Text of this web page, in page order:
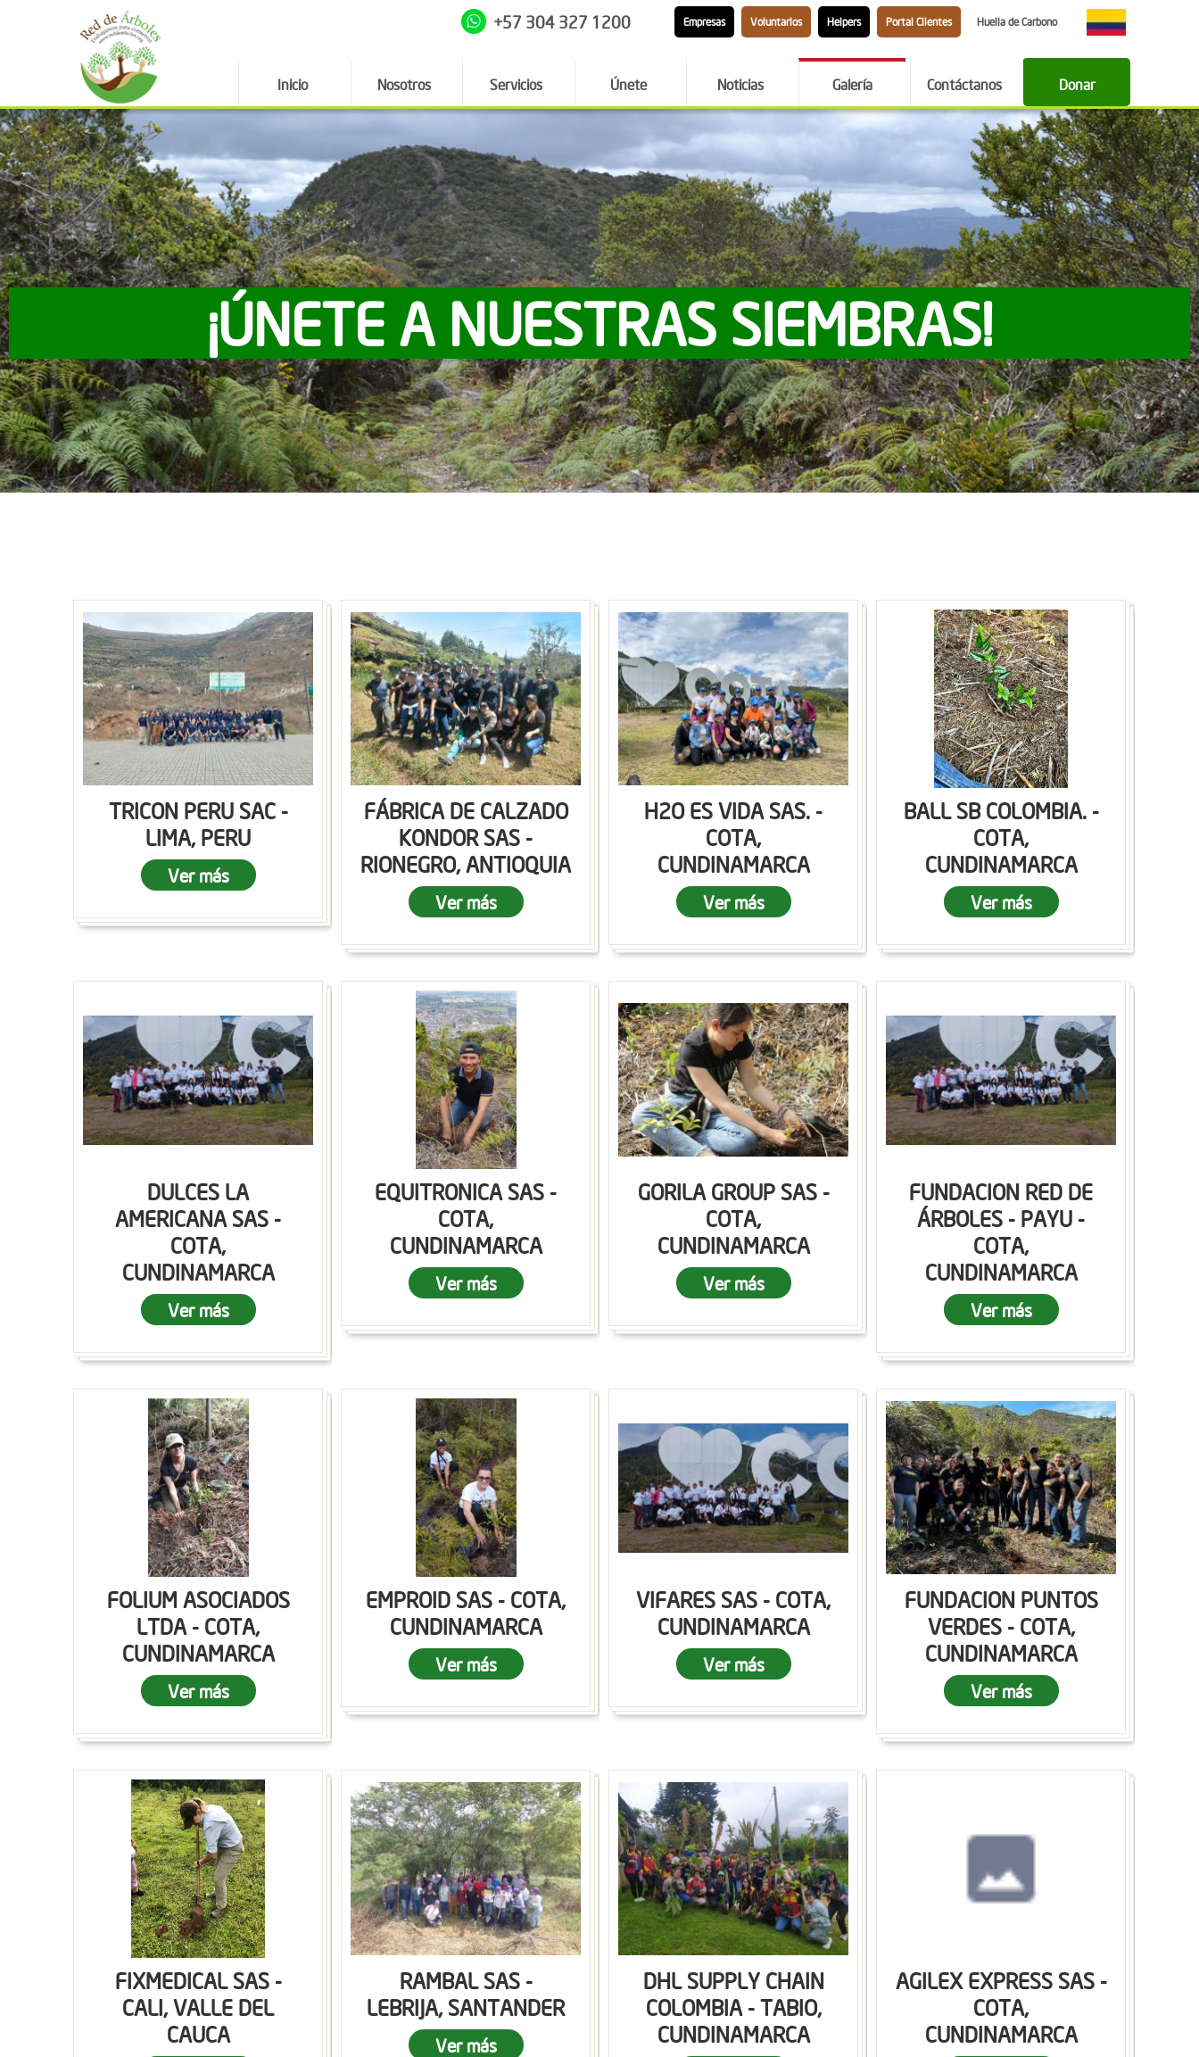
+57 304 327 1200 Empresas Voluntarios Helpers Portal Clientes Huella de Carbono
Inicio Nosotros Servicios Únete Noticias Galería Contáctanos Donar
¡ÚNETE A NUESTRAS SIEMBRAS!
TRICON PERU SAC -
LIMA, PERU
Ver más
FÁBRICA DE CALZADO
KONDOR SAS -
RIONEGRO, ANTIOQUIA
Ver más
H2O ES VIDA SAS. -
COTA,
CUNDINAMARCA
Ver más
BALL SB COLOMBIA. -
COTA,
CUNDINAMARCA
Ver más
DULCES LA
AMERICANA SAS -
COTA,
CUNDINAMARCA
Ver más
EQUITRONICA SAS -
COTA,
CUNDINAMARCA
Ver más
GORILA GROUP SAS -
COTA,
CUNDINAMARCA
Ver más
FUNDACION RED DE
ÁRBOLES - PAYU -
COTA,
CUNDINAMARCA
Ver más
FOLIUM ASOCIADOS
LTDA - COTA,
CUNDINAMARCA
Ver más
EMPROID SAS - COTA,
CUNDINAMARCA
Ver más
VIFARES SAS - COTA,
CUNDINAMARCA
Ver más
FUNDACION PUNTOS
VERDES - COTA,
CUNDINAMARCA
Ver más
FIXMEDICAL SAS -
CALI, VALLE DEL
CAUCA
RAMBAL SAS -
LEBRIJA, SANTANDER
Ver más
DHL SUPPLY CHAIN
COLOMBIA - TABIO,
CUNDINAMARCA
AGILEX EXPRESS SAS -
COTA,
CUNDINAMARCA